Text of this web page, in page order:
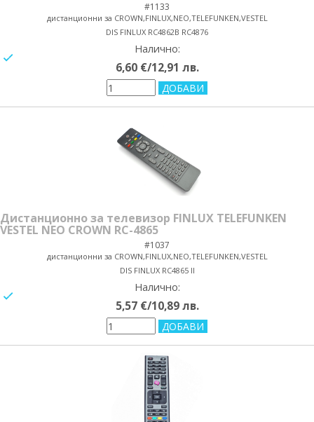
#1133
дистанционни за CROWN,FINLUX,NEO,TELEFUNKEN,VESTEL
DIS FINLUX RC4862B RC4876
Налично:
6,60 €/12,91 лв.
Дистанционно за телевизор FINLUX TELEFUNKEN
VESTEL NEO CROWN RC-4865
#1037
дистанционни за CROWN,FINLUX,NEO,TELEFUNKEN,VESTEL
DIS FINLUX RC4865 II
Налично:
5,57 €/10,89 лв.